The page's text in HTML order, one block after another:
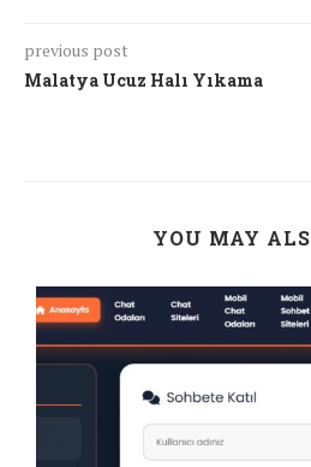
previous post
Malatya Ucuz Halı Yıkama
YOU MAY